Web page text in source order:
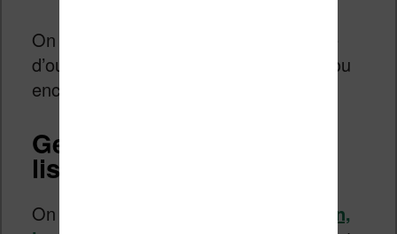
On peut aussi trier les ebooks par date
d’ouverture, par date d’ajout, par titre ou
encore par auteur.
Gestion des ebooks sur
liseuse Kindle
On termine par
les liseuses d’Amazon,